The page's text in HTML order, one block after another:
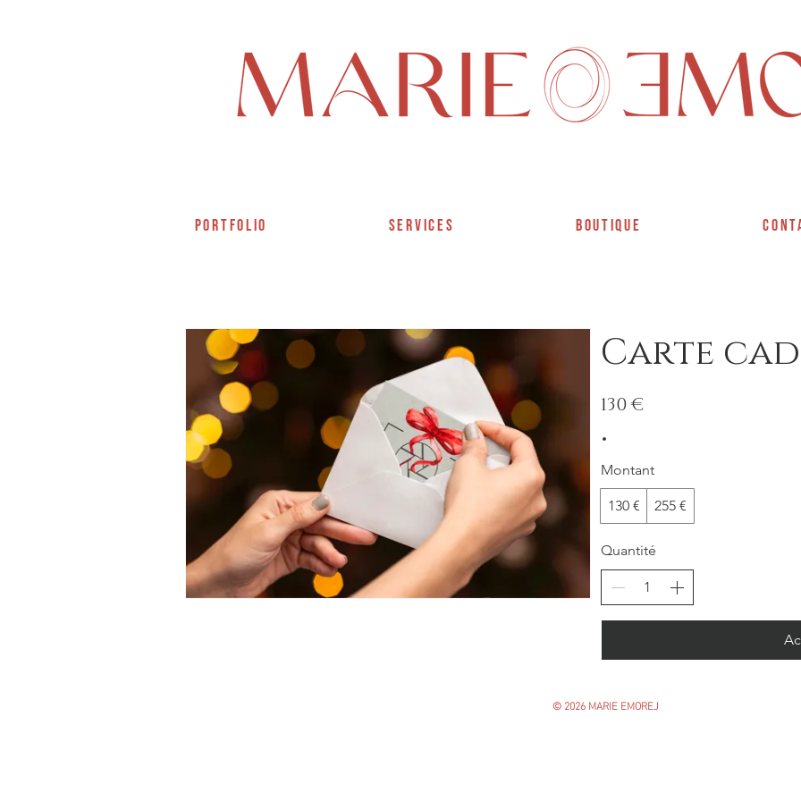
PORTFOLIO SERVICES BOUTIQUE
Carte
130 €
Montant
130 € 255 €
Quantité
© 2026 MARIE EMOREJ